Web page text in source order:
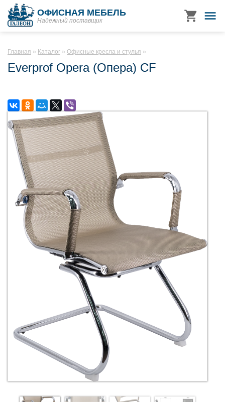
ОФИСНАЯ МЕБЕЛЬ
Надежный поставщик
Главная Каталог Офисные кресла и стулья
Everprof Opera (Опера) CF